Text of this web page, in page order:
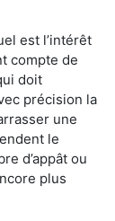
est l’intérêt
compte de
doit
précision la
une
le
d’appât ou
plus